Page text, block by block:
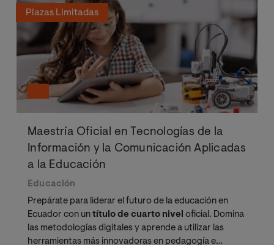
Plazas Limitadas
Maestría Oficial en Tecnologías de la
Información y la Comunicación Aplicadas
a la Educación
Educación
Prepárate para liderar el futuro de la educación en
Ecuador con untítulo de cuarto nivel oficial. Domina
las metodologías digitales y aprende a utilizar las
herramientas más innovadoras en pedagogía e